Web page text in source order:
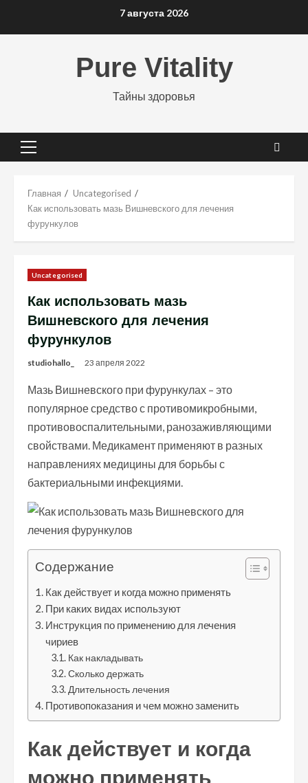
7 августа 2026
Pure Vitality
Тайны здоровья
Основное
Главная
Uncategorised
Как использовать мазь Вишневского для лечения
фурункулов
Uncategorised
Как использовать мазь
Вишневского для лечения
фурункулов
studiohallo_ 23 апреля 2022
Мазь Вишневского при фурункулах – это
популярное средство с противомикробными,
противовоспалительными, ранозаживляющими
свойствами. Медикамент применяют в разных
направлениях медицины для борьбы с
бактериальными инфекциями.
Содержание
Как действует и когда можно применять
При каких видах используют
Инструкция по применению для лечения
чириев
Как накладывать
Сколько держать
Длительность лечения
Противопоказания и чем можно заменить
Как действует и когда
можно применять